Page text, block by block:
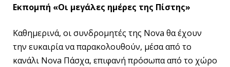
Εκπομπή «Οι μεγάλες ημέρες της Πίστης»
Καθημερινά, οι συνδρομητές της Nova θα έχουν
την ευκαιρία να παρακολουθούν, μέσα από το
κανάλι Nova Πάσχα, επιφανή πρόσωπα από το χώρο